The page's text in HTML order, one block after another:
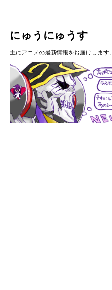
にゅうにゅうす
主にアニメの最新情報をお届けします。